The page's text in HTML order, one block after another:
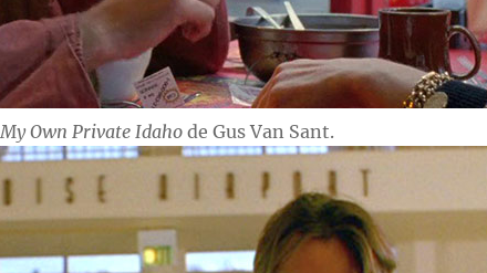
My Own Private Idahode Gus Van Sant.